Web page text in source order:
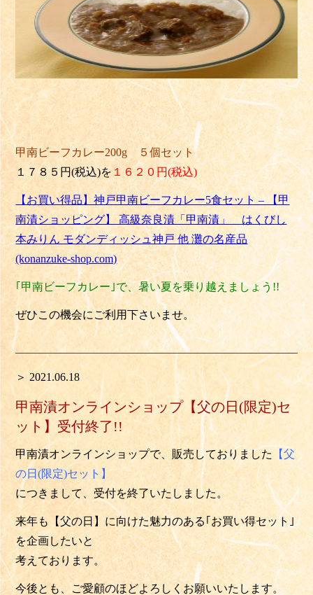
甲南ビーフカレー200g ５個セット
１７８５円(税込)を１６２０円(税込)
【お買い得品】神戸甲南ビーフカレー5食セット – 【甲
南漬ショッピング】 高級奈良漬「甲南漬」 はくびし
本みりん モダンディッシュ神戸 他 灘の名産品
(konanzuke-shop.com)
｢甲南ビーフカレー｣で、暑い夏を乗り越えましょう!!
ぜひこの機会にご利用下さいませ。
＞ 2021.06.18
甲南漬オンラインショップ【父の日(限定)セ
ット】受付終了!!
甲南漬オンラインショップで、販売しておりました
【父
の日(限定)セット】
につきまして、受付を終了いたしました。
来年も【父の日】に向けた魅力のある｢お買い得セット｣
を企画したいと
考えております。
今後とも、ご愛顧のほどよろしくお願いいたします。